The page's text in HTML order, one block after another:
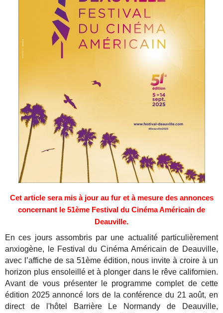
Cet article sera mis à jour au fur et à mesure des annonces
concernant le 51ème Festival du Cinéma Américain de
Deauville.
En ces jours assombris par une actualité particulièrement
anxiogène, le Festival du Cinéma Américain de Deauville,
avec l’affiche de sa 51ème édition, nous invite à croire à un
horizon plus ensoleillé et à plonger dans le rêve californien.
Avant de vous présenter le programme complet de cette
édition 2025 annoncé lors de la conférence du 21 août, en
direct de l'hôtel Barrière Le Normandy de Deauville,